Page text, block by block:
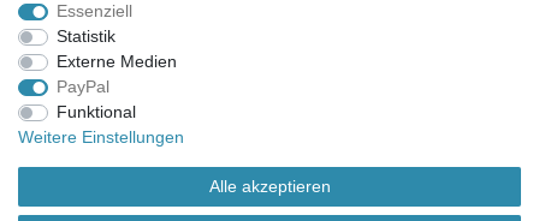
KUNDENSERVICE
Telefon: (05241) 403 22 38
E-Mail: info@stoffamstueck.de
Alle Preise inklusive gesetzlicher Mehrwertsteuer und
zuzüglichVersandkosten. * Pflichtfeld
Essenziell
Statistik
Externe Medien
PayPal
Funktional
Weitere Einstellungen
Alle akzeptieren